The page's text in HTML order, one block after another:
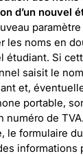
d’un nouvel
les noms en
étudiant. Si
saisit le
et,
portable,
numéro de
le formulaire
informations